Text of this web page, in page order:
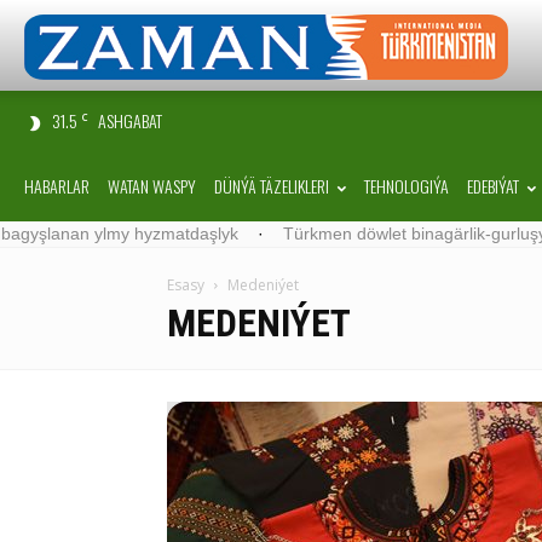
31.5 C ASHGABAT
HABARLAR WATAN WASPY DÜNÝÄ TÄZELIKLERI TEHNOLOGIÝA EDEBIÝAT
· Türkmen döwlet binagärlik-gurluşyk institutynyň
Esasy Medeniýet
MEDENIÝET